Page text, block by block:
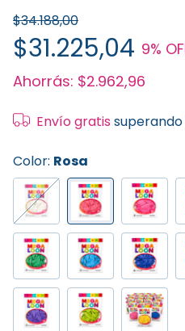
$34.188,00
$31.225,04 9%
Ahorrás: $2.962,96
Envío gratis
Color: Rosa